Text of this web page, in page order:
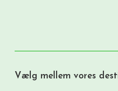
Vælg mellem vores